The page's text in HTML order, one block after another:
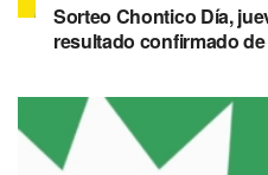
Sorteo Chontico Día,
resultado confirmado